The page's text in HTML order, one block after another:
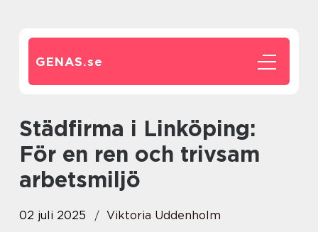
GENAS.se
Städfirma i Linköping:
För en ren och trivsam
arbetsmiljö
02 juli 2025
Viktoria Uddenholm